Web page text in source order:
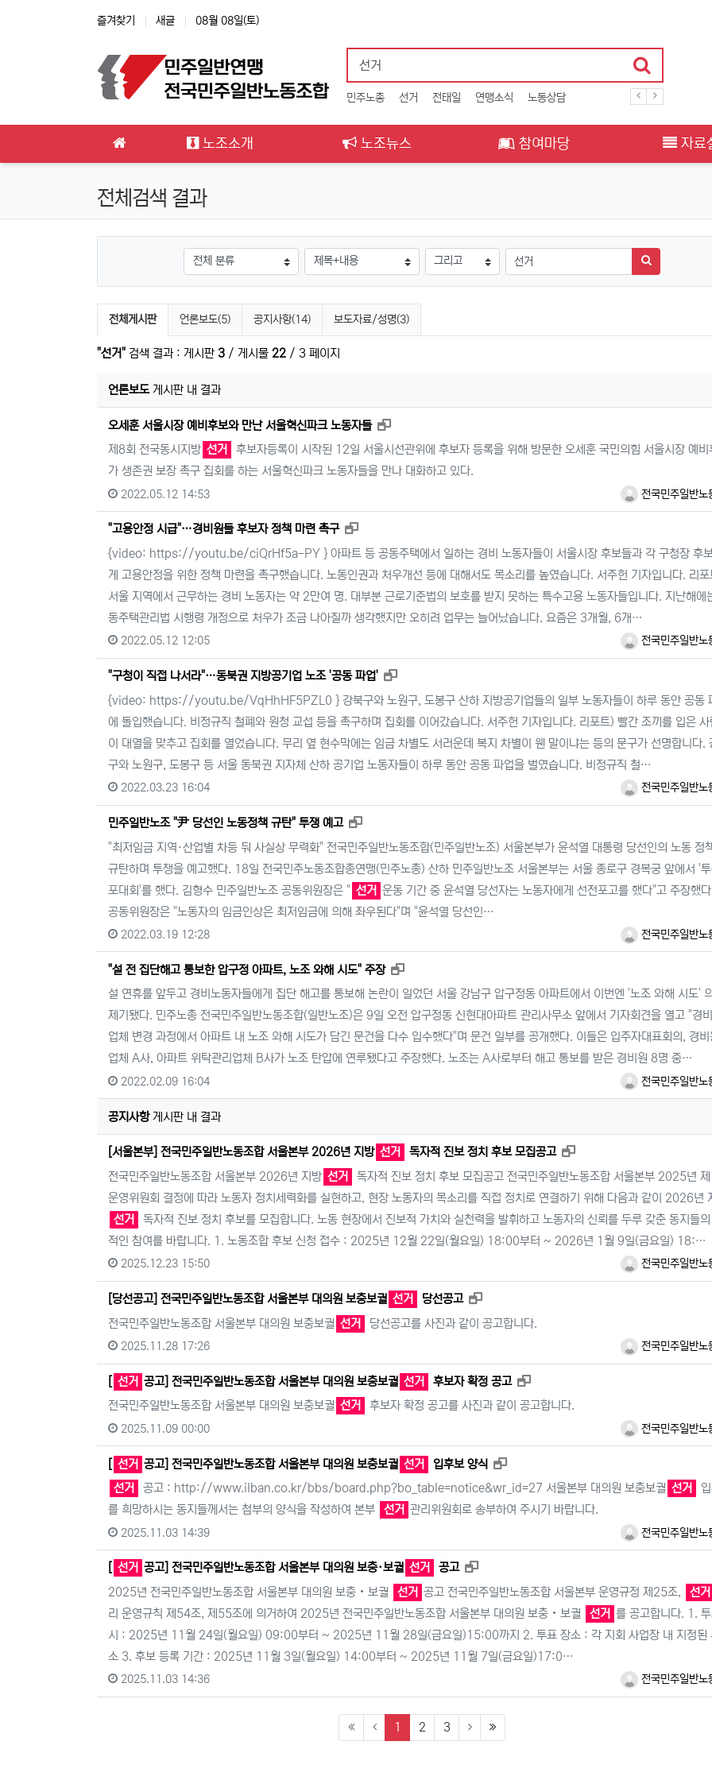
즐겨찾기 새글 08월 08일(토)
민주노총 선거 전태일 연맹소식 노동상담
노조소개 노조뉴스 참여마당 자료
전체검색 결과
그룹 검색조건 검색방법 검색어
검색하기
검색 게시판 목록
전체게시판 언론보도(5) 공지사항(14) 보도자료/성명(3)
"선거" 검색 결과 : 게시판 3 / 게시물 22 / 3 페이지
언론보도게시판 내 결과
오세훈 서울시장 예비후보와 만난 서울혁신파크 노동자들
새창으로 보기
제8회 전국동시지방 선거
후보자등록이 시작된 12일 서울시선관위에 후보자 등록을 위해 방문한 오세훈 국민의힘 서울시장 예비
가 생존권 보장 촉구 집회를 하는 서울혁신파크 노동자들을 만나 대화하고 있다.
전국민주일반노
2022.05.12 14:53
"고용안정 시급"…경비원들 후보자 정책 마련 촉구
새창으로 보기
{video: https://youtu.be/ciQrHf5a-PY } 아파트 등 공동주택에서 일하는 경비 노동자들이 서울시장 후보들과 각 구청장 후보
게 고용안정을 위한 정책 마련을 촉구했습니다. 노동인권과 처우개선 등에 대해서도 목소리를 높였습니다. 서주헌 기자입니다. 리포
서울 지역에서 근무하는 경비 노동자는 약 2만여 명. 대부분 근로기준법의 보호를 받지 못하는 특수고용 노동자들입니다. 지난해에
동주택관리법 시행령 개정으로 처우가 조금 나아질까 생각했지만 오히려 업무는 늘어났습니다. 요즘은 3개월, 6개…
전국민주일반노
2022.05.12 12:05
"구청이 직접 나서라"…동북권 지방공기업 노조 '공동 파업'
새창으로 보기
{video: https://youtu.be/VqHhHF5PZL0 } 강북구와 노원구, 도봉구 산하 지방공기업들의 일부 노동자들이 하루 동안 공동
에 돌입했습니다. 비정규직 철폐와 원청 교섭 등을 촉구하며 집회를 이어갔습니다. 서주헌 기자입니다. 리포트) 빨간 조끼를 입은 사
이 대열을 맞추고 집회를 열었습니다. 무리 옆 현수막에는 임금 차별도 서러운데 복지 차별이 웬 말이냐는 등의 문구가 선명합니다.
구와 노원구, 도봉구 등 서울 동북권 지자체 산하 공기업 노동자들이 하루 동안 공동 파업을 벌였습니다. 비정규직 철…
전국민주일반노
2022.03.23 16:04
민주일반노조 "尹 당선인 노동정책 규탄" 투쟁 예고
새창으로 보기
"최저임금 지역·산업별 차등 둬 사실상 무력화" 전국민주일반노동조합(민주일반노조) 서울본부가 윤석열 대통령 당선인의 노동 정
규탄하며 투쟁을 예고했다. 18일 전국민주노동조합총연맹(민주노총) 산하 민주일반노조 서울본부는 서울 종로구 경복궁 앞에서 '
포대회'를 했다. 김형수 민주일반노조 공동위원장은 " 선거 운동 기간 중 윤석열 당선자는 노동자에게 선전포고를 했다"고 주장했
공동위원장은 "노동자의 임금인상은 최저임금에 의해 좌우된다"며 "윤석열 당선인…
전국민주일반노
2022.03.19 12:28
"설 전 집단해고 통보한 압구정 아파트, 노조 와해 시도" 주장
새창으로 보기
설 연휴를 앞두고 경비노동자들에게 집단 해고를 통보해 논란이 일었던 서울 강남구 압구정동 아파트에서 이번엔 '노조 와해 시도'
제기됐다. 민주노총 전국민주일반노동조합(일반노조)은 9일 오전 압구정동 신현대아파트 관리사무소 앞에서 기자회견을 열고 "경
업체 변경 과정에서 아파트 내 노조 와해 시도가 담긴 문건을 다수 입수했다"며 문건 일부를 공개했다. 이들은 입주자대표회의, 경비
업체 A사, 아파트 위탁관리업체 B사가 노조 탄압에 연루됐다고 주장했다. 노조는 A사로부터 해고 통보를 받은 경비원 8명 중…
전국민주일반노
2022.02.09 16:04
공지사항게시판 내 결과
[서울본부] 전국민주일반노동조합 서울본부 2026년 지방 선거 독자적 진보 정치 후보 모집공고
새창으로 보기
전국민주일반노동조합 서울본부 2026년 지방 선거
독자적 진보 정치 후보 모집공고 전국민주일반노동조합 서울본부 2025년
운영위원회 결정에 따라 노동자 정치세력화를 실현하고, 현장 노동자의 목소리를 직접 정치로 연결하기 위해 다음과 같이 2026년
선거
독자적 진보 정치 후보를 모집합니다. 노동 현장에서 진보적 가치와 실천력을 발휘하고 노동자의 신뢰를 두루 갖춘 동지들
적인 참여를 바랍니다. 1. 노동조합 후보 신청 접수 : 2025년 12월 22일(월요일) 18:00부터 ~ 2026년 1월 9일(금요일) 18:…
전국민주일반노
2025.12.23 15:50
[당선공고] 전국민주일반노동조합 서울본부 대의원 보충보궐 선거 당선공고
새창으로 보기
전국민주일반노동조합 서울본부 대의원 보충보궐 선거 당선공고를 사진과 같이 공고합니다.
전국민주일반노
2025.11.28 17:26
선거 공고] 전국민주일반노동조합 서울본부 대의원 보충보궐 선거 후보자 확정 공고
새창으로 보기
전국민주일반노동조합 서울본부 대의원 보충보궐 선거 후보자 확정 공고를 사진과 같이 공고합니다.
전국민주일반노
2025.11.09 00:00
선거 공고] 전국민주일반노동조합 서울본부 대의원 보충보궐 선거 입후보 양식
새창으로 보기
선거
공고 : http://www.ilban.co.kr/bbs/board.php?bo_table=notice&wr_id=27 서울본부 대의원 보충보궐 선거
를 희망하시는 동지들께서는 첨부의 양식을 작성하여 본부
선거 관리위원회로 송부하여 주시기 바랍니다.
전국민주일반노
2025.11.03 14:39
선거 공고] 전국민주일반노동조합 서울본부 대의원 보충·보궐 선거 공고
새창으로 보기
2025년 전국민주일반노동조합 서울본부 대의원 보충‧보궐
선거 공고 전국민주일반노동조합 서울본부 운영규정 제25조, 선거
리 운영규칙 제54조, 제55조에 의거하여 2025년 전국민주일반노동조합 서울본부 대의원 보충‧보궐
선거 를 공고합니다. 1.
시 : 2025년 11월 24일(월요일) 09:00부터 ~ 2025년 11월 28일(금요일)15:00까지 2. 투표 장소 : 각 지회 사업장 내 지정된
소 3. 후보 등록 기간 : 2025년 11월 3일(월요일) 14:00부터 ~ 2025년 11월 7일(금요일)17:0…
전국민주일반노
2025.11.03 14:36
1 (current)
2 3